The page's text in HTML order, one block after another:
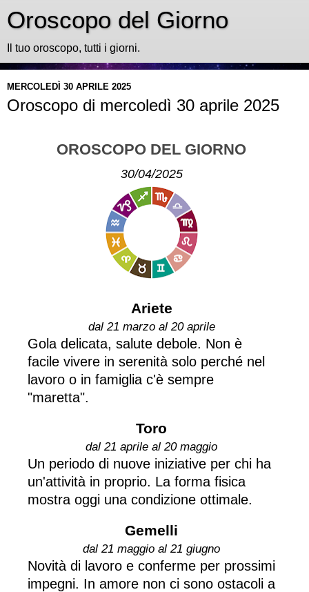
Oroscopo del Giorno
Il tuo oroscopo, tutti i giorni.
MERCOLEDÌ 30 APRILE 2025
Oroscopo di mercoledì 30 aprile 2025
OROSCOPO DEL GIORNO
30/04/2025
Ariete
dal 21 marzo al 20 aprile
Gola delicata, salute debole. Non è
facile vivere in serenità solo perché nel
lavoro o in famiglia c'è sempre
"maretta".
Toro
dal 21 aprile al 20 maggio
Un periodo di nuove iniziative per chi ha
un'attività in proprio. La forma fisica
mostra oggi una condizione ottimale.
Gemelli
dal 21 maggio al 21 giugno
Novità di lavoro e conferme per prossimi
impegni. In amore non ci sono ostacoli a